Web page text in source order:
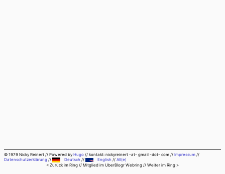
© 1979 Nicky Reinert // Powered by Hugo // kontakt: nickyreinert -at- gmail -dot- com // Impressum //
Datenschutzerklärung // Deutsch // English // All(e)
< Zurück im Ring // Mitglied im UberBlogr Webring // Weiter im Ring >